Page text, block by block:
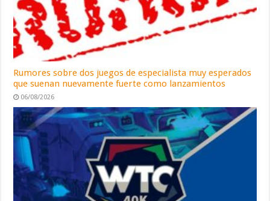
Rumores sobre dos juegos de especialista muy esperados
que suenan nuevamente fuerte como lanzamientos
06/08/2026